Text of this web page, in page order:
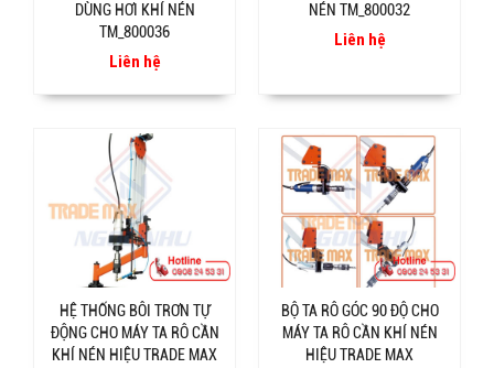
DÙNG HƠI KHÍ NÉN
TM_800036
Liên hệ
NÉN TM_800032
Liên hệ
HỆ THỐNG BÔI TRƠN TỰ
ĐỘNG CHO MÁY TA RÔ CẦN
KHÍ NÉN HIỆU TRADE MAX
BỘ TA RÔ GÓC 90 ĐỘ CHO
MÁY TA RÔ CẦN KHÍ NÉN
HIỆU TRADE MAX